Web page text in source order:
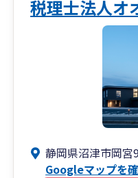
せの際にお話しさせ
対応もお任せくださ
クライアント様には
っしゃいます。通常
応が難しい非営利型
体や協会ビジネスな
安心してお任せくださ
税理士法人オ
静岡県沼津市岡宮
Googleマップを